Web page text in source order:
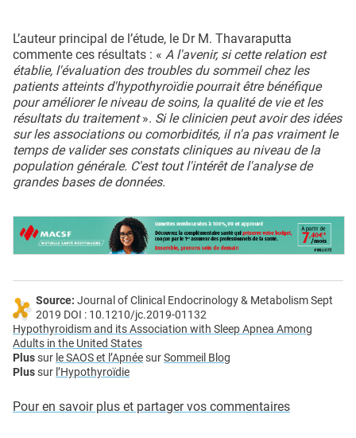
L’auteur principal de l’étude, le Dr M. Thavaraputta
commente ces résultats : « A l'avenir, si cette relation est
établie, l'évaluation des troubles du sommeil chez les
patients atteints d'hypothyroïdie pourrait être bénéfique
pour améliorer le niveau de soins, la qualité de vie et les
résultats du traitement». Si le clinicien peut avoir des idées
sur les associations ou comorbidités, il n'a pas vraiment le
temps de valider ses constats cliniques au niveau de la
population générale. C'est tout l'intérêt de l'analyse de
grandes bases de données.
Source: Journal of Clinical Endocrinology & Metabolism Sept
2019 DOI : 10.1210/jc.2019-01132
Hypothyroidism and its Association with Sleep Apnea Among
Adults in the United States
Plussur le SAOS et l’ApnéesurSommeil Blog
Plussur l’Hypothyroïdie
Pour en savoir plus et partager vos commentaires